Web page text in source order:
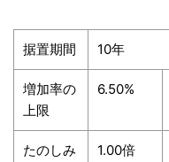
据置期間 10年
増加率の
上限
6.50%
たのしみ
1.00倍